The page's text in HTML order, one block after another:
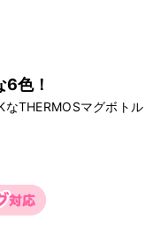
色！
THERMOSマグボトル